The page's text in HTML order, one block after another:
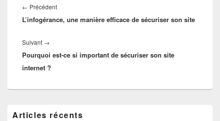
de
l’article
← PrécédentArticle
précédent :
L’infogérance, une manière efficace de sécuriser son site
Suivant →
suivant :
Pourquoi est-ce si important de sécuriser son site
internet ?
principale
Articles récents